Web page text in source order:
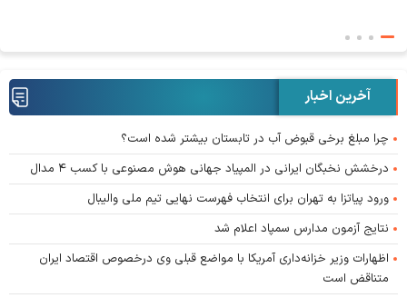
آخرین اخبار
چرا مبلغ برخی قبوض آب در تابستان بیشتر شده است؟
درخشش نخبگان ایرانی در المپیاد جهانی هوش مصنوعی با کسب ۴ مدال
ورود پیاتزا به تهران برای انتخاب فهرست نهایی تیم ملی والیبال
نتایج آزمون مدارس سمپاد اعلام شد
اظهارات وزیر خزانه‌داری آمریکا با مواضع قبلی وی درخصوص اقتصاد ایران
متناقض است